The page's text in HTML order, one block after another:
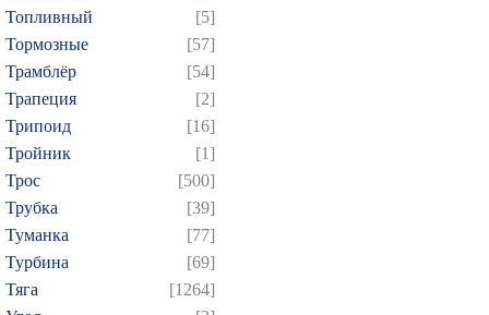
Топливный
[5]
Тормозные
[57]
Трамблёр
[54]
Трапеция
[2]
Трипоид
[16]
Тройник
[1]
Трос
[500]
Трубка
[39]
Туманка
[77]
Турбина
[69]
Тяга
[1264]